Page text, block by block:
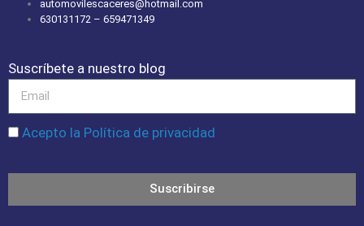
automovilescaceres@hotmail.com
630131172 – 659471349
Suscríbete a nuestro blog
Acepto la Política de privacidad
Suscribirse